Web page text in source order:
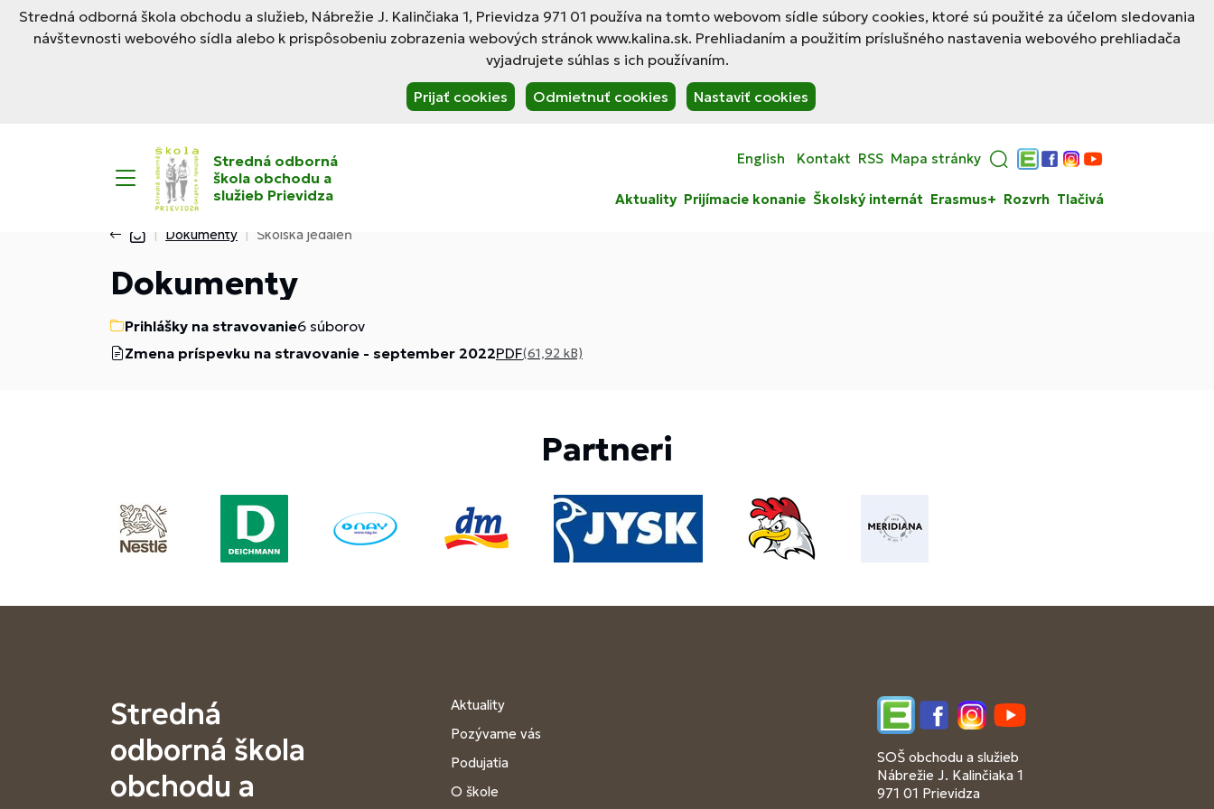
Stredná odborná škola obchodu a služieb, Nábrežie J. Kalinčiaka 1, Prievidza 971 01 používa na tomto webovom sídle súbory cookies, ktoré sú použité za účelom sledovania
návštevnosti webového sídla alebo k prispôsobeniu zobrazenia webových stránok www.kalina.sk. Prehliadaním a použitím príslušného nastavenia webového prehliadača
vyjadrujete súhlas s ich používaním.
Prijať cookies Odmietnuť cookies Nastaviť cookies
Stredná odborná
škola obchodu a
služieb Prievidza
English Kontakt RSS Mapa stránky
Edupage
Facebook
Instagram
YouTube
Aktuality Prijímacie konanie Školský internát Erasmus+ Rozvrh Tlačivá
Dokumenty Školská jedáleň
Dokumenty
Prihlášky na stravovanie6 súborov
Zmena príspevku na stravovanie - september 2022PDF(61,92 kB)
Partneri
Stredná
odborná škola
obchodu a
Aktuality
Pozývame vás
Podujatia
O škole
EdupageFacebookInstagramYouTube
SOŠ obchodu a služieb
Nábrežie J. Kalinčiaka 1
971 01 Prievidza